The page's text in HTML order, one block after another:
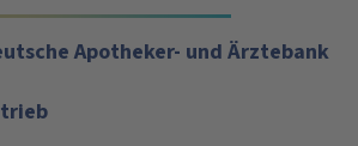
Apotheker- und Ärztebank